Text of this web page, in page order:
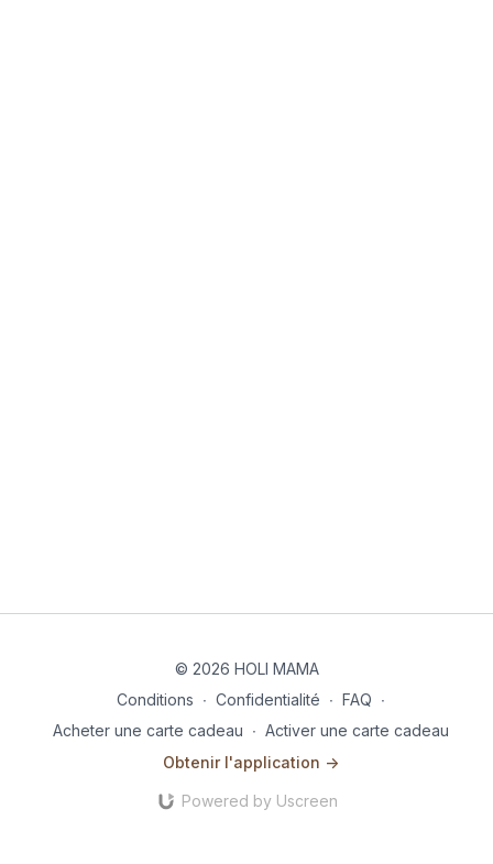
© 2026 HOLI MAMA
Conditions ∙ Confidentialité ∙ FAQ ∙
Acheter une carte cadeau ∙ Activer une carte cadeau
Obtenir l'application ->
Powered by Uscreen